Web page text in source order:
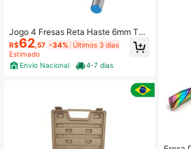
Jogo 4 Fresas Reta Haste 6mm Tup
ia Acabamento Instrumento
R$62 ,57 -34% Últimos 3 dias
Estimado
Envio Nacional
4-7 dias